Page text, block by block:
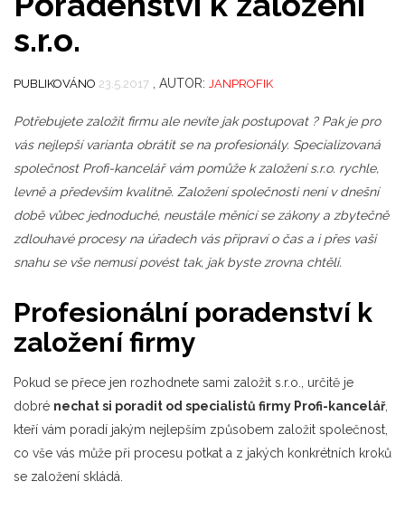
s.r.o.
PUBLIKOVÁNO 23.5.2017 , AUTOR: JANPROFIK
Potřebujete založit firmu ale nevíte jak postupovat ? Pak je pro
vás nejlepší varianta obrátit se na profesionály. Specializovaná
společnost Profi-kancelář vám pomůže k založení s.r.o. rychle,
levně a především kvalitně. Založení společnosti není v dnešní
době vůbec jednoduché, neustále měnící se zákony a zbytečně
zdlouhavé procesy na úřadech vás připraví o čas a i přes vaši
snahu se vše nemusí povést tak, jak byste zrovna chtěli.
Profesionální poradenství k
založení firmy
Pokud se přece jen rozhodnete sami založit s.r.o., určitě je
dobré nechat si poradit od specialistů firmy Profi-kancelář,
kteří vám poradí jakým nejlepším způsobem založit společnost,
co vše vás může při procesu potkat a z jakých konkrétních kroků
se založení skládá.